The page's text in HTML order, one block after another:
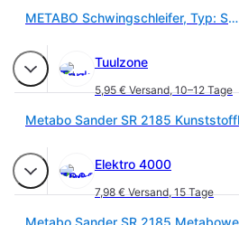
METABO Schwingschleifer, Typ: SR2185
Tuulzone
5,95 € Versand,10–12 Tage
Elektro 4000
7,98 € Versand,15 Tage